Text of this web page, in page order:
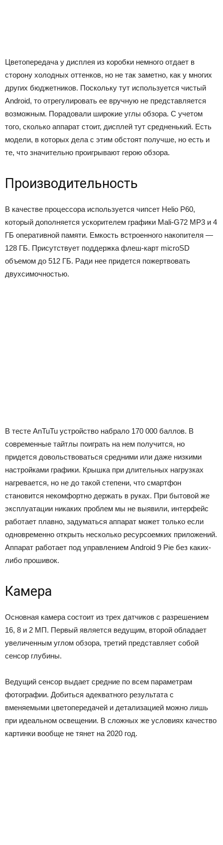
Цветопередача у дисплея из коробки немного отдает в
сторону холодных оттенков, но не так заметно, как у многих
других бюджетников. Поскольку тут используется чистый
Android, то отрегулировать ее вручную не представляется
возможным. Порадовали широкие углы обзора. С учетом
того, сколько аппарат стоит, дисплей тут средненький. Есть
модели, в которых дела с этим обстоят получше, но есть и
те, что значительно проигрывают герою обзора.
Производительность
В качестве процессора используется чипсет Helio P60,
который дополняется ускорителем графики Mali-G72 MP3 и 4
ГБ оперативной памяти. Емкость встроенного накопителя —
128 ГБ. Присутствует поддержка флеш-карт microSD
объемом до 512 ГБ. Ради нее придется пожертвовать
двухсимочностью.
В тесте AnTuTu устройство набрало 170 000 баллов. В
современные тайтлы поиграть на нем получится, но
придется довольствоваться средними или даже низкими
настройками графики. Крышка при длительных нагрузках
нагревается, но не до такой степени, что смартфон
становится некомфортно держать в руках. При бытовой же
эксплуатации никаких проблем мы не выявили, интерфейс
работает плавно, задуматься аппарат может только если
одновременно открыть несколько ресурсоемких приложений.
Аппарат работает под управлением Android 9 Pie без каких-
либо прошивок.
Камера
Основная камера состоит из трех датчиков с разрешением
16, 8 и 2 МП. Первый является ведущим, второй обладает
увеличенным углом обзора, третий представляет собой
сенсор глубины.
Ведущий сенсор выдает средние по всем параметрам
фотографии. Добиться адекватного результата с
вменяемыми цветопередачей и детализацией можно лишь
при идеальном освещении. В сложных же условиях качество
картинки вообще не тянет на 2020 год.